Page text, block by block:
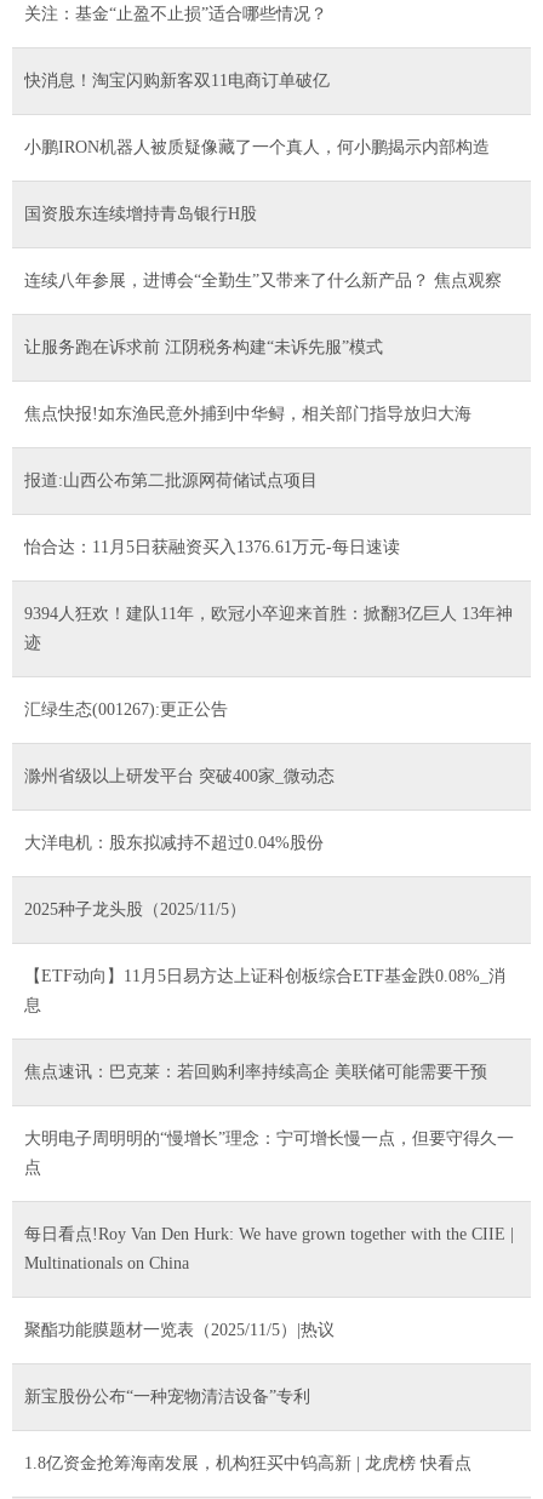
关注：基金“止盈不止损”适合哪些情况？
快消息！淘宝闪购新客双11电商订单破亿
小鹏IRON机器人被质疑像藏了一个真人，何小鹏揭示内部构造
国资股东连续增持青岛银行H股
连续八年参展，进博会“全勤生”又带来了什么新产品？ 焦点观察
让服务跑在诉求前 江阴税务构建“未诉先服”模式
焦点快报!如东渔民意外捕到中华鲟，相关部门指导放归大海
报道:山西公布第二批源网荷储试点项目
怡合达：11月5日获融资买入1376.61万元-每日速读
9394人狂欢！建队11年，欧冠小卒迎来首胜：掀翻3亿巨人 13年神
迹
汇绿生态(001267):更正公告
滁州省级以上研发平台 突破400家_微动态
大洋电机：股东拟减持不超过0.04%股份
2025种子龙头股（2025/11/5）
【ETF动向】11月5日易方达上证科创板综合ETF基金跌0.08%_消
息
焦点速讯：巴克莱：若回购利率持续高企 美联储可能需要干预
大明电子周明明的“慢增长”理念：宁可增长慢一点，但要守得久一
点
每日看点!Roy Van Den Hurk: We have grown together with the CIIE |
Multinationals on China
聚酯功能膜题材一览表（2025/11/5）|热议
新宝股份公布“一种宠物清洁设备”专利
1.8亿资金抢筹海南发展，机构狂买中钨高新 | 龙虎榜 快看点